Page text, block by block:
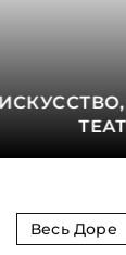
Весь Доре
Язык
Обрез